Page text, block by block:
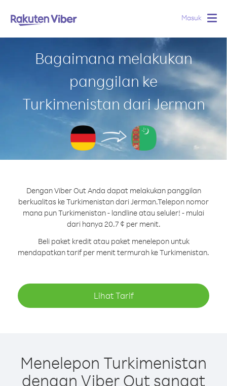
Masuk
Bagaimana melakukan
panggilan ke
Turkimenistan dari Jerman
Dengan Viber Out Anda dapat melakukan panggilan
berkualitas ke Turkimenistan dari Jerman.Telepon nomor
mana pun Turkimenistan - landline atau seluler! - mulai
dari hanya 20.7 ¢ per menit.
Beli paket kredit atau paket menelepon untuk
mendapatkan tarif per menit termurah ke Turkimenistan.
Lihat Tarif
Menelepon Turkimenistan
dengan Viber Out sangat